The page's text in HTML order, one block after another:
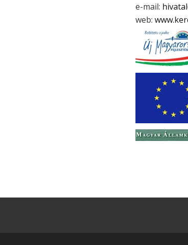
e-mail:
web: